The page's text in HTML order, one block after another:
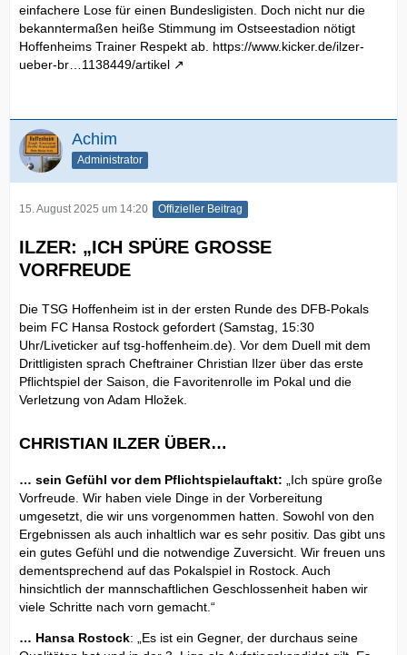
einfachere Lose für einen Bundesligisten. Doch nicht nur die
bekanntermaßen heiße Stimmung im Ostseestadion nötigt
Hoffenheims Trainer Respekt ab. https://www.kicker.de/ilzer-
ueber-br…1138449/artikel
Achim
Administrator
15. August 2025 um 14:20 Offizieller Beitrag
ILZER: „ICH SPÜRE GROSSE
VORFREUDE
Die TSG Hoffenheim ist in der ersten Runde des DFB-Pokals
beim FC Hansa Rostock gefordert (Samstag, 15:30
Uhr/Liveticker auf tsg-hoffenheim.de). Vor dem Duell mit dem
Drittligisten sprach Cheftrainer Christian Ilzer über das erste
Pflichtspiel der Saison, die Favoritenrolle im Pokal und die
Verletzung von Adam Hložek.
CHRISTIAN ILZER ÜBER…
… sein Gefühl vor dem Pflichtspielauftakt: „Ich spüre große
Vorfreude. Wir haben viele Dinge in der Vorbereitung
umgesetzt, die wir uns vorgenommen hatten. Sowohl von den
Ergebnissen als auch inhaltlich war es sehr positiv. Das gibt uns
ein gutes Gefühl und die notwendige Zuversicht. Wir freuen uns
dementsprechend auf das Pokalspiel in Rostock. Auch
hinsichtlich der mannschaftlichen Geschlossenheit haben wir
viele Schritte nach vorn gemacht.“
… Hansa Rostock: „Es ist ein Gegner, der durchaus seine